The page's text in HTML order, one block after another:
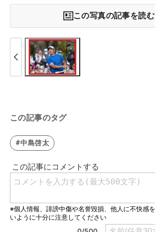
この写真の記事を読む
この記事のタグ
#中島啓太